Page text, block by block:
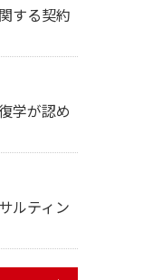
する契約
学が認め
ルティン